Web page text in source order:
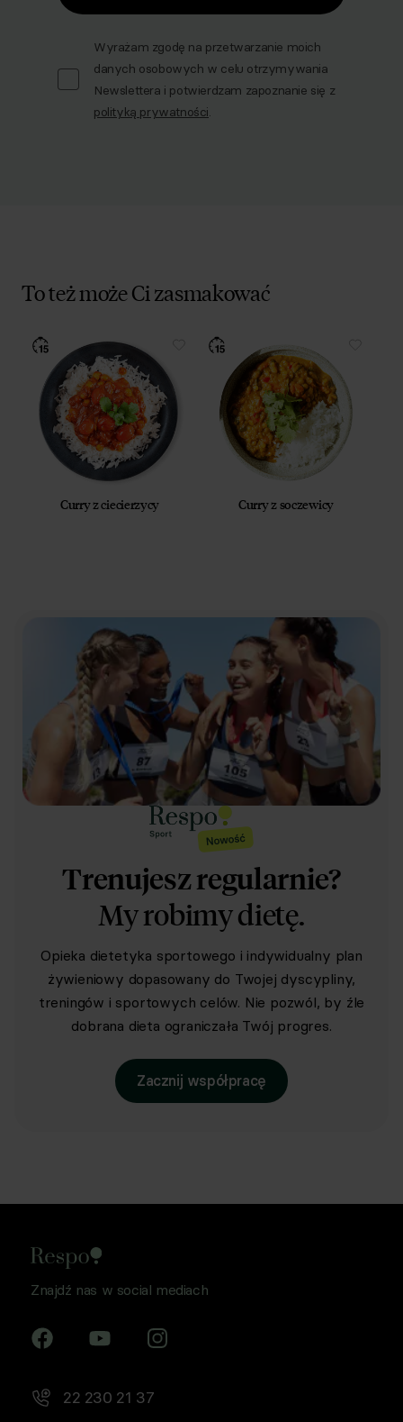
Wyrażam zgodę na przetwarzanie moich
danych osobowych w celu otrzymywania
Newslettera i potwierdzam zapoznanie się z
polityką prywatności.
To też może Ci zasmakować
Curry z ciecierzycy Curry z soczewicy
Trenujesz regularnie?
My robimy dietę.
Opieka dietetyka sportowego i indywidualny plan
żywieniowy dopasowany do Twojej dyscypliny,
treningów i sportowych celów. Nie pozwól, by źle
dobrana dieta ograniczała Twój progres.
Zacznij współpracę
Znajdź nas w social mediach
22 230 21 37